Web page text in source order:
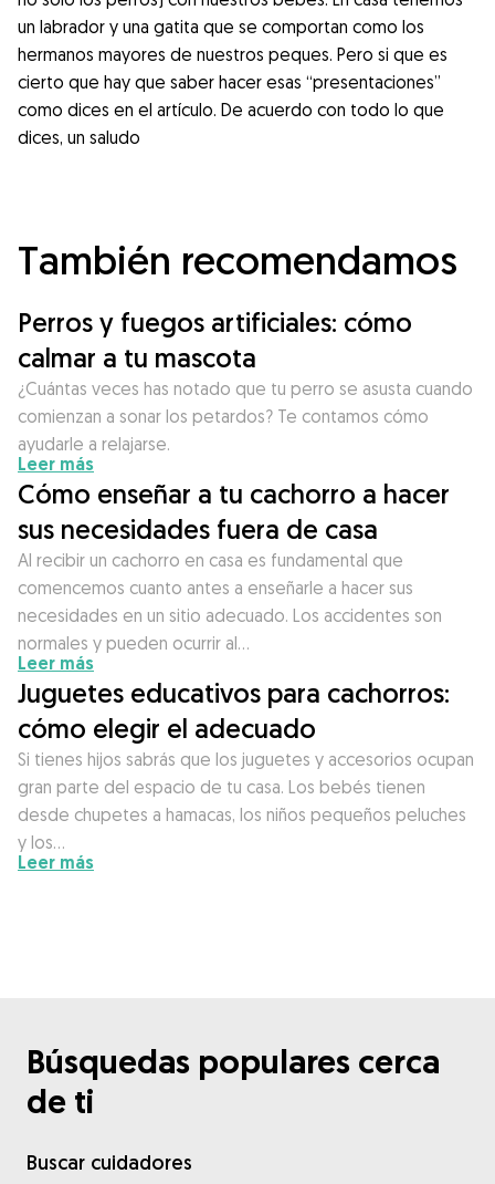
un labrador y una gatita que se comportan como los
hermanos mayores de nuestros peques. Pero si que es
cierto que hay que saber hacer esas “presentaciones”
como dices en el artículo. De acuerdo con todo lo que
dices, un saludo
También recomendamos
Perros y fuegos artificiales: cómo
calmar a tu mascota
¿Cuántas veces has notado que tu perro se asusta cuando
comienzan a sonar los petardos? Te contamos cómo
ayudarle a relajarse.
Leer más
Cómo enseñar a tu cachorro a hacer
sus necesidades fuera de casa
Al recibir un cachorro en casa es fundamental que
comencemos cuanto antes a enseñarle a hacer sus
necesidades en un sitio adecuado. Los accidentes son
normales y pueden ocurrir al…
Leer más
Juguetes educativos para cachorros:
cómo elegir el adecuado
Si tienes hijos sabrás que los juguetes y accesorios ocupan
gran parte del espacio de tu casa. Los bebés tienen
desde chupetes a hamacas, los niños pequeños peluches
y los…
Leer más
Búsquedas populares cerca
de ti
Buscar cuidadores